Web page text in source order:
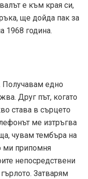
е към края си,
ще дойда пак за
1968 година.
Получавам едно
Друг път, когато
става в сърцето
ме изтръгва
чувам тембъра на
ми припомня
непосредствени
Затварям